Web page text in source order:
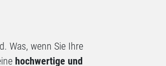
Was, wenn Sie Ihre
hochwertige und